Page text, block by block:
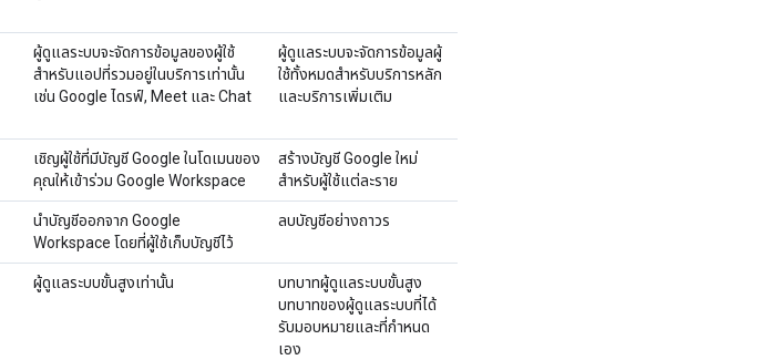
ผู้ดูแลระบบจะจัดการข้อมูลของผู้ใช้
สำหรับแอปที่รวมอยู่ในบริการเท่านั้น
เช่น Google ไดรฟ์, Meet และ Chat
ผู้ดูแลระบบจะจัดการข้อมูลผู้
ใช้ทั้งหมดสำหรับบริการหลัก
และบริการเพิ่มเติม
เชิญผู้ใช้ที่มีบัญชี Google ในโดเมนของ
คุณให้เข้าร่วม Google Workspace
สร้างบัญชี Google ใหม่
สำหรับผู้ใช้แต่ละราย
นำบัญชีออกจาก Google
Workspace โดยที่ผู้ใช้เก็บบัญชีไว้
ลบบัญชีอย่างถาวร
ผู้ดูแลระบบขั้นสูงเท่านั้น
บทบาทผู้ดูแลระบบขั้นสูง
บทบาทของผู้ดูแลระบบที่ได้
รับมอบหมายและที่กำหนด
เอง